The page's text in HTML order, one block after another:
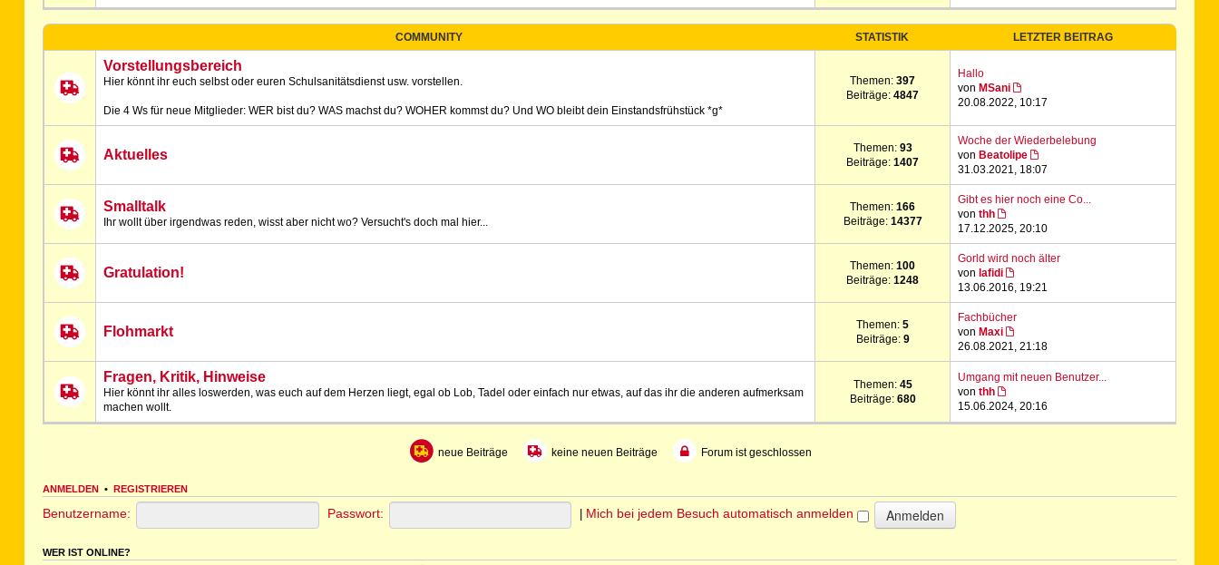
COMMUNITY STATISTIK LETZTER BEITRAG
Vorstellungsbereich
Hier könnt ihr euch selbst oder euren Schulsanitätsdienst usw. vorstellen.
Die 4 Ws für neue Mitglieder: WER bist du? WAS machst du? WOHER kommst du? Und WO bleibt dein Einstandsfrühstück *g*
Themen:397
Beiträge:4847
Hallo
von MSani
20.08.2022, 10:17
Aktuelles Themen: 93
Beiträge:1407
Woche der Wiederbelebung
von Beatolipe
31.03.2021, 18:07
Smalltalk
Ihr wollt über irgendwas reden, wisst aber nicht wo? Versucht's doch mal hier...
Themen:166
Beiträge: 14377
Gibt es hier noch eine Co...
vonthh
17.12.2025, 20:10
Gratulation! Themen:100
Beiträge:1248
Gorld wird noch älter
von lafidi
13.06.2016, 19:21
Flohmarkt Themen:5
Beiträge: 9
Fachbücher
von Maxi
26.08.2021, 21:18
Fragen, Kritik, Hinweise
Hier könnt ihr alles loswerden, was euch auf dem Herzen liegt, egal ob Lob, Tadel oder einfach nur etwas, auf das ihr die anderen aufmerksam
machen wollt.
Themen: 45
Beiträge: 680
Umgang mit neuen Benutzer...
vonthh
15.06.2024, 20:16
neue Beiträge keine neuen Beiträge Forum ist geschlossen
ANMELDEN •REGISTRIEREN
Benutzername: Passwort: Mich bei jedem Besuch automatisch anmelden
WER IST ONLINE?